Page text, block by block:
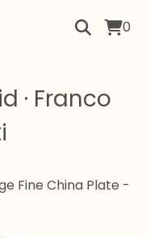
0
· Franco
Fine China Plate -